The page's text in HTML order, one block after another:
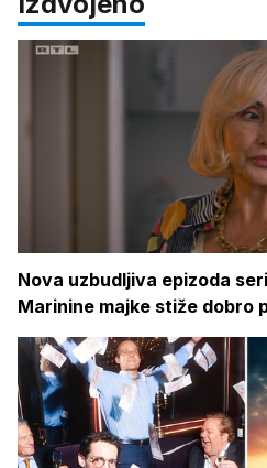
Nova uzbudljiva epizoda
Marinine majke stiže dobro